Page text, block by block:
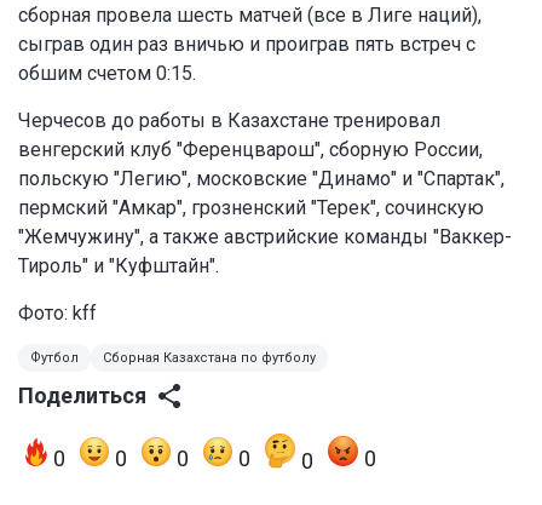
сборная провела шесть матчей (все в Лиге наций),
сыграв один раз вничью и проиграв пять встреч с
обшим счетом 0:15.
Черчесов до работы в Казахстане тренировал
венгерский клуб "Ференцварош", сборную России,
польскую "Легию", московские "Динамо" и "Спартак",
пермский "Амкар", грозненский "Терек", сочинскую
"Жемчужину", а также австрийские команды "Ваккер-
Тироль" и "Куфштайн".
Фото: kff
Футбол Сборная Казахстана по футболу
Поделиться
0 0 0 0 0 0